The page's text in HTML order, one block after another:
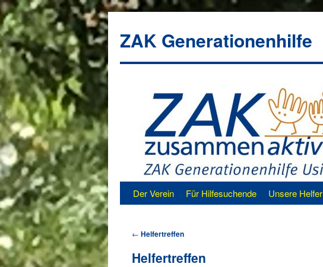
ZAK Generationenhilfe
Zum
springen
Der Verein Für Hilfesuchende Unsere Helfer
← Helfertreffen
Helfertreffen